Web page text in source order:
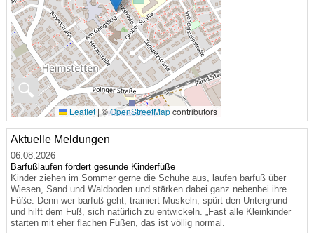
🔍
Leaflet |©OpenStreetMapcontributors
Aktuelle Meldungen
06.08.2026
Barfußlaufen fördert gesunde Kinderfüße
Kinder ziehen im Sommer gerne die Schuhe aus, laufen barfuß über
Wiesen, Sand und Waldboden und stärken dabei ganz nebenbei ihre
Füße. Denn wer barfuß geht, trainiert Muskeln, spürt den Untergrund
und hilft dem Fuß, sich natürlich zu entwickeln. „Fast alle Kleinkinder
starten mit eher flachen Füßen, das ist völlig normal.